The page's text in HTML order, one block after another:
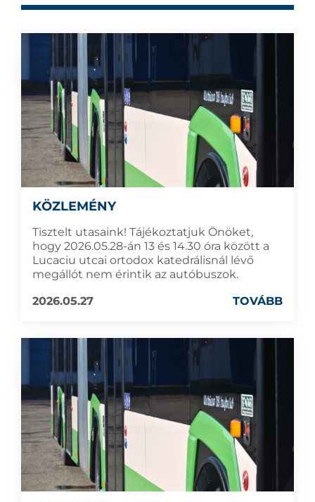
KÖZLEMÉNY
Tisztelt utasaink! Tájékoztatjuk Önöket,
hogy 2026.05.28-án 13 és 14.30 óra között a
Lucaciu utcai ortodox katedrálisnál lévő
megállót nem érintik az autóbuszok.
2026.05.27
TOVÁBB